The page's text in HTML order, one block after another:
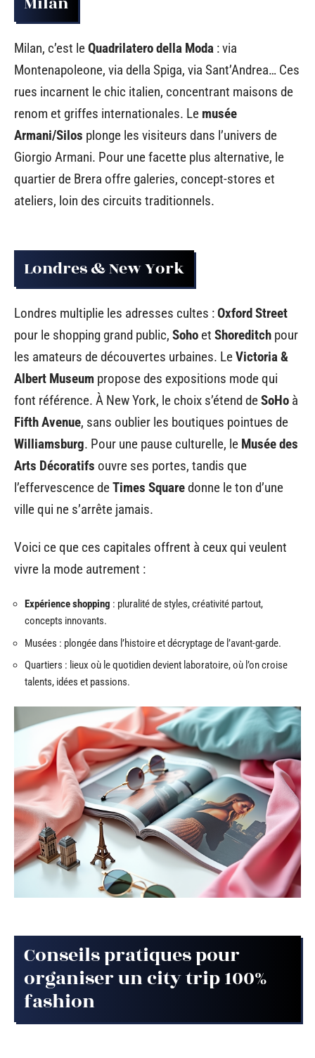
Milan, c’est leQuadrilatero della Moda : via
Montenapoleone, via della Spiga, via Sant’Andrea… Ces
rues incarnent le chic italien, concentrant maisons de
renom et griffes internationales. Le musée
Armani/Silos plonge les visiteurs dans l’univers de
Giorgio Armani. Pour une facette plus alternative, le
quartier de Brera offre galeries, concept-stores et
ateliers, loin des circuits traditionnels.
Londres & New York
Londres multiplie les adresses cultes :Oxford Street
pour le shopping grand public, Soho et Shoreditch pour
les amateurs de découvertes urbaines. LeVictoria &
Albert Museum propose des expositions mode qui
font référence. À New York, le choix s’étend deSoHo à
Fifth Avenue, sans oublier les boutiques pointues de
Williamsburg. Pour une pause culturelle, le Musée des
Arts Décoratifs ouvre ses portes, tandis que
l’effervescence deTimes Squaredonne le ton d’une
ville qui ne s’arrête jamais.
Voici ce que ces capitales offrent à ceux qui veulent
vivre la mode autrement :
Expérience shopping : pluralité de styles, créativité partout,
concepts innovants.
Musées : plongée dans l’histoire et décryptage de l’avant-garde.
Quartiers : lieux où le quotidien devient laboratoire, où l’on croise
talents, idées et passions.
Conseils pratiques pour
organiser un city trip 100%
fashion